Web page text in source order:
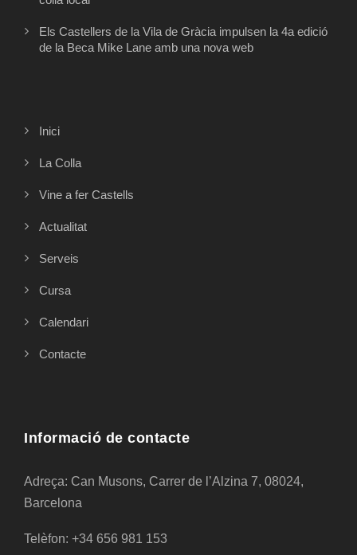
Els Castellers de la Vila de Gràcia impulsen la 4a edició
de la Beca Mike Lane amb una nova web
Inici
La Colla
Vine a fer Castells
Actualitat
Serveis
Cursa
Calendari
Contacte
Informació de contacte
Adreça: Can Musons, Carrer de l’Alzina 7, 08024,
Barcelona
Telèfon: +34 656 981 153